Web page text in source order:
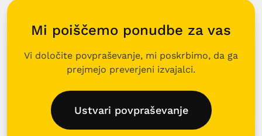
Mi poiščemo ponudbe za vas
Vi določite povpraševanje, mi poskrbimo, da ga
prejmejo preverjeni izvajalci.
Ustvari povpraševanje